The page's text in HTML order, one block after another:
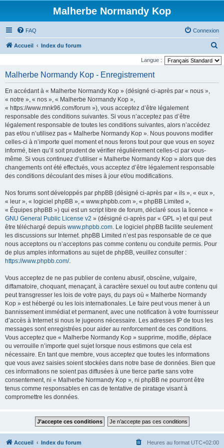
Malherbe Normandy Kop
FAQ Connexion
Accueil Index du forum
e
Langue :
Malherbe Normandy Kop - Enregistrement
En accédant à « Malherbe Normandy Kop » (désigné ci-après par « nous »,
« notre », « nos », « Malherbe Normandy Kop »,
« https://www.mnk96.com/forum »), vous acceptez d’être légalement
responsable des conditions suivantes. Si vous n’acceptez pas d’être
légalement responsable de toutes les conditions suivantes, alors n’accédez
pas et/ou n’utilisez pas « Malherbe Normandy Kop ». Nous pouvons modifier
celles-ci à n’importe quel moment et nous ferons tout pour que vous en soyez
informé, bien qu’il soit prudent de vérifier régulièrement celles-ci par vous-
même. Si vous continuez d’utiliser « Malherbe Normandy Kop » alors que des
changements ont été effectués, vous acceptez d’être légalement responsable
des conditions découlant des mises à jour et/ou modifications.
Nos forums sont développés par phpBB (désigné ci-après par « ils », « eux »,
« leur », « logiciel phpBB », « www.phpbb.com », « phpBB Limited »,
« Équipes phpBB ») qui est un script libre de forum, déclaré sous la licence «
GNU General Public License v2 » (désigné ci-après par « GPL ») et qui peut
être téléchargé depuis www.phpbb.com. Le logiciel phpBB facilite seulement
les discussions sur Internet. phpBB Limited n’est pas responsable de ce que
nous acceptons ou n’acceptons pas comme contenu ou conduite permis. Pour
de plus amples informations au sujet de phpBB, veuillez consulter :
https://www.phpbb.com/.
Vous acceptez de ne pas publier de contenu abusif, obscène, vulgaire,
diffamatoire, choquant, menaçant, à caractère sexuel ou tout autre contenu qui
peut transgresser les lois de votre pays, du pays où « Malherbe Normandy
Kop » est hébergé ou les lois internationales. Le faire peut vous mener à un
bannissement immédiat et permanent, avec une notification à votre fournisseur
d’accès à Internet si nous le jugeons nécessaire. Les adresses IP de tous les
messages sont enregistrées pour aider au renforcement de ces conditions.
Vous acceptez que « Malherbe Normandy Kop » supprime, modifie, déplace
ou verrouille n’importe quel sujet lorsque nous estimons que cela est
nécessaire. En tant que membre, vous acceptez que toutes les informations
que vous avez saisies soient stockées dans notre base de données. Bien que
ces informations ne soient pas diffusées à une tierce partie sans votre
consentement, ni « Malherbe Normandy Kop », ni phpBB ne pourront être
tenus comme responsables en cas de tentative de piratage visant à
compromettre les données.
Accueil Index du forum Heures au format UTC+02:00